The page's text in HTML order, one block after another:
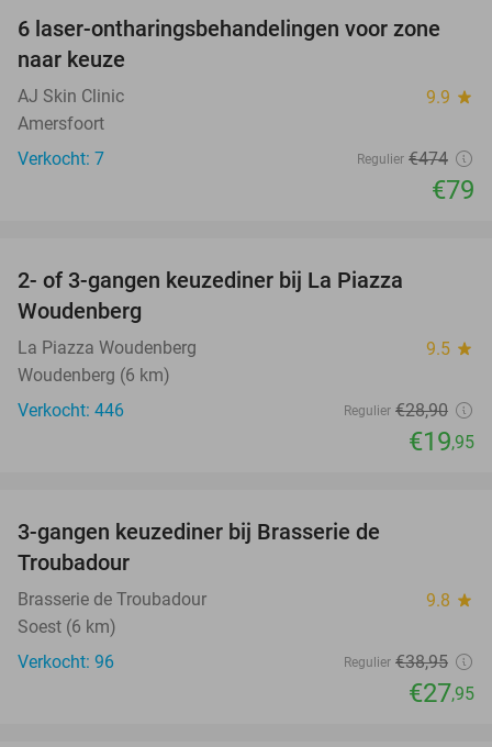
83%
6 laser-ontharingsbehandelingen voor zone
naar keuze
AJ Skin Clinic 9.9 star
Amersfoort
Verkocht: 7
Regulier €474
€79
2- of 3-gangen keuzediner bij La Piazza
Woudenberg
La Piazza Woudenberg 9.5 star
Woudenberg (6 km)
Verkocht: 446
Regulier €28,90
€19,95
3-gangen keuzediner bij Brasserie de
Troubadour
Brasserie de Troubadour 9.8 star
Soest (6 km)
Verkocht: 96
Regulier €38,95
€27,95